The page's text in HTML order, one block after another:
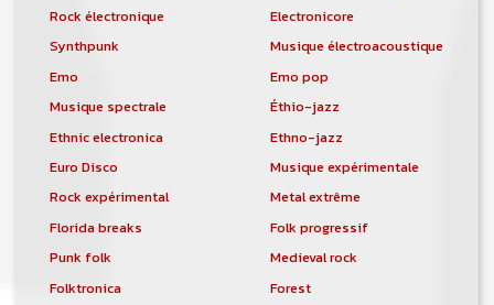
Rock électronique
Electronicore
Synthpunk
Musique électroacoustique
Emo
Emo pop
Musique spectrale
Éthio-jazz
Ethnic electronica
Ethno-jazz
Euro Disco
Musique expérimentale
Rock expérimental
Metal extrême
Florida breaks
Folk progressif
Punk folk
Medieval rock
Folktronica
Forest